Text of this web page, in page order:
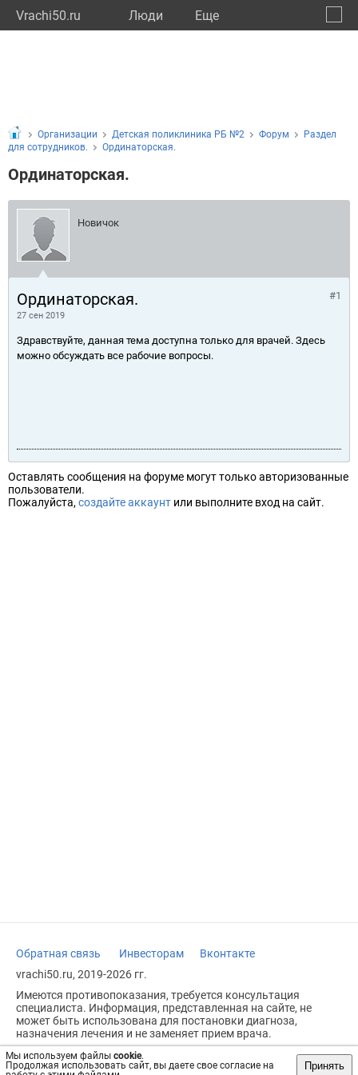
Vrachi50.ru Люди Eще
Мы используем файлы cookie.
Продолжая использовать сайт, вы даете свое согласие на
Принять
Организации Детская поликлиника РБ №2 Форум
Раздел
для сотрудников.
Ординаторская.
Ординаторская.
Новичок
Ординаторская.
27 сен 2019
#1
Здравствуйте, данная тема доступна только для врачей. Здесь
можно обсуждать все рабочие вопросы.
Оставлять сообщения на форуме могут только авторизованные
пользователи.
Пожалуйста, создайте аккаунт или выполните вход на сайт.
Обратная связь Инвесторам
Вконтакте
vrachi50.ru, 2019-2026 гг.
Имеются противопоказания, требуется консультация
специалиста. Информация, представленная на сайте, не
может быть использована для постановки диагноза,
назначения лечения и не заменяет прием врача.
Возрастное ограничение: 18+